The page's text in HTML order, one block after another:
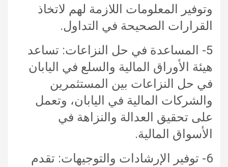
وتوفير المعلومات اللازمة لهم لاتخاذ
القرارات الصحيحة في التداول.
5- المساعدة في حل النزاعات: تساعد
هيئة الأوراق المالية والسلع في اليابان
في حل النزاعات بين المستثمرين
والشركات المالية في اليابان، وتعمل
على تحقيق العدالة والنزاهة في
الأسواق المالية.
6- توفير الإرشادات والتوجيهات: تقدم